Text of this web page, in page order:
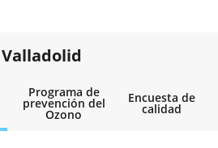
Programa de
prevención del
Ozono
Encuesta de
calidad